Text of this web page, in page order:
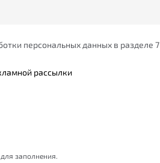
персональных данных в разделе 7
рассылки
заполнения.